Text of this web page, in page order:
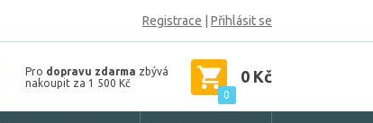
Registrace Přihlásit se
Pro dopravu zdarma zbývá
nakoupit za 1 500 Kč
0
0 Kč